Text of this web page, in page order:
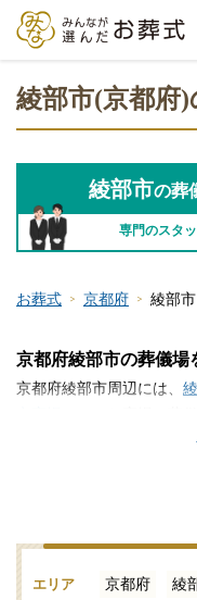
綾部市(京都府
綾部市の葬
専門のスタ
お葬式 京都府 綾部市
京都府綾部市の葬儀場
京都府綾部市周辺には、
場の情報をお探しですか
行う場所は、ご自宅や寺
斎場やセレモニーホール
覧いただき、申込みの流
れることでも遠慮なくお
エリア 京都府 綾